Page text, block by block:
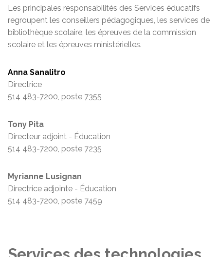
Les principales responsabilités des Services éducatifs
regroupent les conseillers pédagogiques, les services de
bibliothèque scolaire, les épreuves de la commission
scolaire et les épreuves ministérielles.
Anna Sanalitro
Directrice
514 483-7200, poste 7355
Tony Pita
Directeur adjoint - Éducation
514 483-7200, poste 7235
Myrianne Lusignan
Directrice adjointe - Éducation
514 483-7200, poste 7459